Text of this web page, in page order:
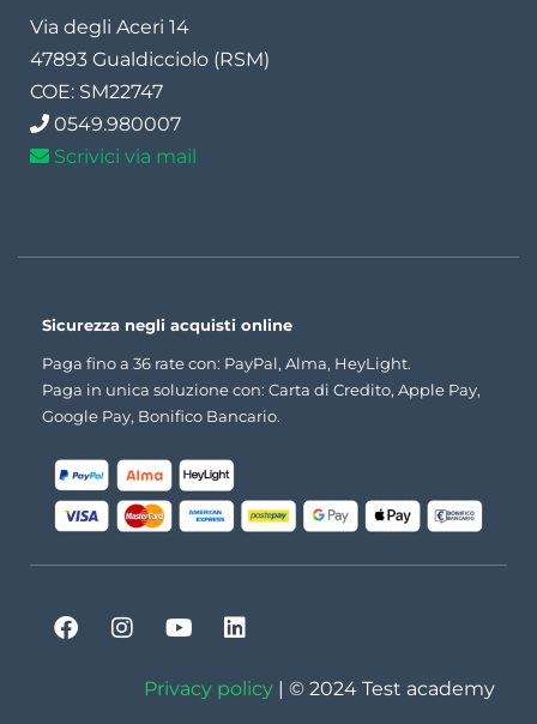
Via degli Aceri 14
47893 Gualdicciolo (RSM)
COE: SM22747
0549.980007
Scrivici via mail
Sicurezza negli acquisti online
Paga fino a 36 rate con: PayPal, Alma, HeyLight.
Paga in unica soluzione con: Carta di Credito, Apple Pay,
Google Pay, Bonifico Bancario.
Privacy policy | © 2024 Test academy